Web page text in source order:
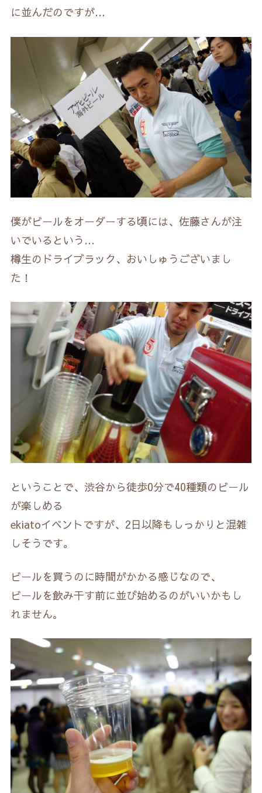
に並んだのですが…
僕がビールをオーダーする頃には、佐藤さんが注
いでいるという…
樽生のドライブラック、おいしゅうございまし
た！
ということで、渋谷から徒歩0分で40種類のビール
が楽しめる
ekiatoイベントですが、2日以降もしっかりと混雑
しそうです。
ビールを買うのに時間がかかる感じなので、
ビールを飲み干す前に並び始めるのがいいかもし
れません。